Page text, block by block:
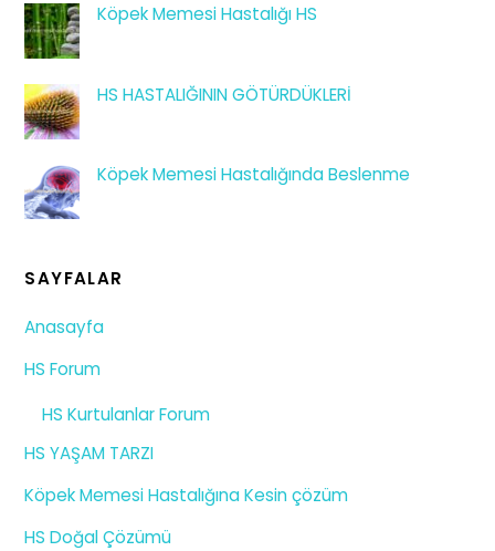
Köpek Memesi Hastalığı HS
HS HASTALIĞININ GÖTÜRDÜKLERİ
Köpek Memesi Hastalığında Beslenme
SAYFALAR
Anasayfa
HS Forum
HS Kurtulanlar Forum
HS YAŞAM TARZI
Köpek Memesi Hastalığına Kesin çözüm
HS Doğal Çözümü